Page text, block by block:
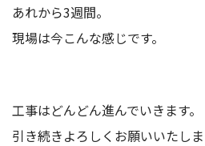
あれから3週間。
現場は今こんな感じです。
工事はどんどん進んでいきます。
引き続きよろしくお願いいたしま